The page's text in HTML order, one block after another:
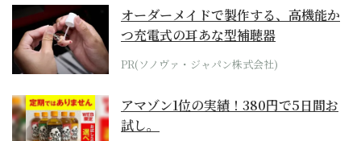
オーダーメイドで製作する、高機能か
つ充電式の耳あな型補聴器
PR(ソノヴァ・ジャパン株式会社)
アマゾン1位の実績！380円で5日間お
試し。